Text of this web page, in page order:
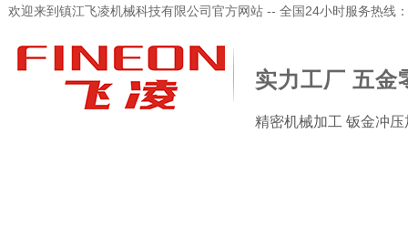
欢迎来到镇江飞凌机械科技有限公司官方网站 -- 全国24小时服务热线
实力工厂 五金
精密机械加工 钣金冲压